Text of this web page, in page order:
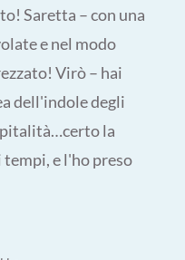
Saretta – con una
e nel modo
Virò – hai
dell'indole degli
la
tempi, e l'ho preso